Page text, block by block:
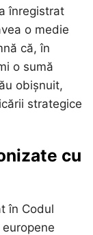
înregistrat
o medie
că, în
o sumă
obișnuit,
strategice
cu
în Codul